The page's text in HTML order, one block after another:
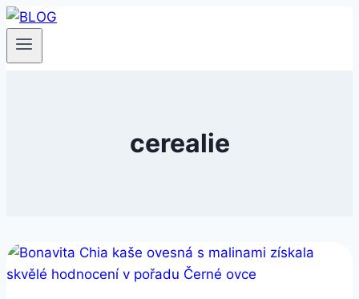
Přeskočit
na
obsah
cerealie